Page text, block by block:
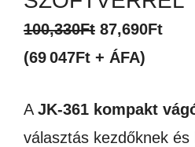
100,330Ft Original
price
100,330Ft.
87,690Ft
(69 047Ft + ÁFA)
A JK-361 kompakt
választás kezdőknek